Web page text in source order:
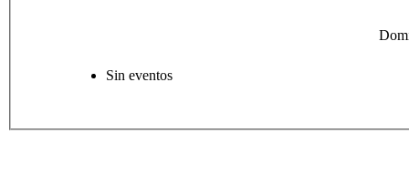
Sin eventos